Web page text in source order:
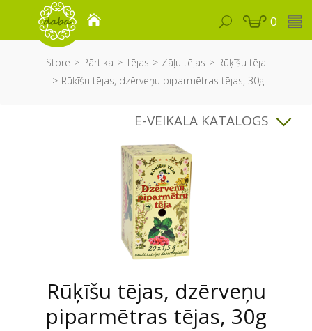
0
Store Pārtika Tējas Zāļu tējas
Rūķīšu tēja
Rūķīšu tējas, dzērveņu piparmētras tējas, 30g
E-VEIKALA KATALOGS
Rūķīšu tējas, dzērveņu
piparmētras tējas, 30g